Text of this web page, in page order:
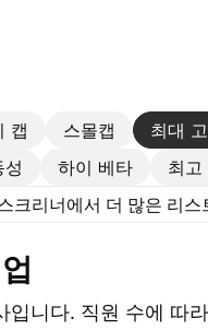
캡 스몰캡 최대
성 하이 베타 최고
크리너에서 더 많은 리스
입니다. 직원 수에 따